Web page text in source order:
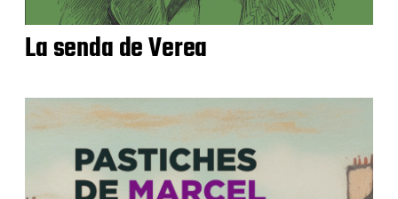
La senda de Verea